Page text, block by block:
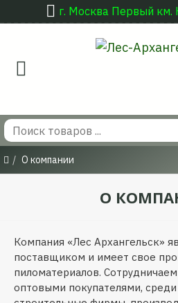
г. Москва Первый км.
О компании
О
Компания «Лес Архангельск»
поставщиком и имеет свое
пиломатериалов.
оптовыми покупателями,